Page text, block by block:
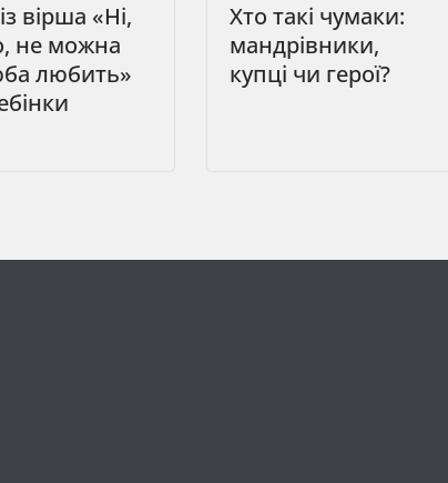
вірша «Ні,
не можна
любить»
Хто такі чумаки:
мандрівники,
купці чи герої?